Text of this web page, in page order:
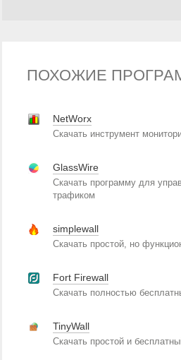
ПОХОЖИЕ
NetWorx
Скачать инструмент
GlassWire
Скачать программу для
трафиком
simplewall
Скачать простой, но
Fort Firewall
Скачать полностью
TinyWall
Скачать простой и